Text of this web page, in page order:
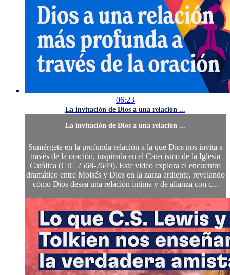
06:23
La invitación de Dios a una relación ...
La invitación de Dios a una relación ...
Sumérgete en la profunda relación a la que Dios nos invita a
través de la oración, inspirada en el Catecismo de la Iglesia
Católica (CIC 2568-2649). Este video explora el encuentro
dramático entre Moisés y Dios en la zarza ardiente, revelando
cómo Dios desea una relación íntima y de alianza con c...